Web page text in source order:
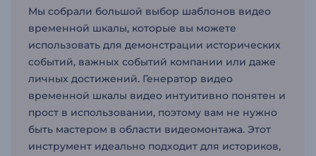
Мы собрали большой выбор шаблонов видео
временной шкалы, которые вы можете
использовать для демонстрации исторических
событий, важных событий компании или даже
личных достижений. Генератор видео
временной шкалы видео интуитивно понятен и
прост в использовании, поэтому вам не нужно
быть мастером в области видеомонтажа. Этот
инструмент идеально подходит для историков,